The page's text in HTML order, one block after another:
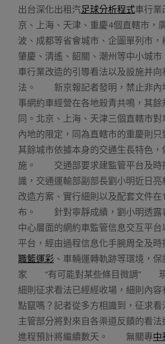
出台深化出租汽足球分析程式車行業
京、上海、天津、重慶4個直轄市，
波、成都等省會城市、企圖單列市，
肇慶、清遙、韶關、潮州等中小城
車行業改造的引導看法以及設施并
法。 新京報記者發明，禁止非內
事網約車經營在各地殺青共鳴，其
同。北京、上海、天津三個直轄市
內地的限定，同為直轄市的重慶則只
其餘城市依據本身的交通生長特色
施。 交通部要求建監管平台及
識，交通運輸部副部長劉小明近日
改造方案、實行細則以及配套文件
布。 針對寧靜成績，劉小明透露
中心層面的網約車監管信息交互平
平台，經由過程信息化手腕周全及
職籃運彩 、車輛運轉軌跡等環境
家 “有可能對某些條目微調” 現
細則征求看法已經經收場，細則內
點竄嗎？記者從多方相識到，征求
主管部分將對來自各渠道反饋的看
進程預計將繼續數天。 無關專中